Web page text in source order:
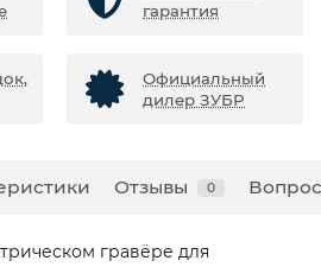
гарантия
Официальный
дилер ЗУБР
Отзывы 0
гравёре для